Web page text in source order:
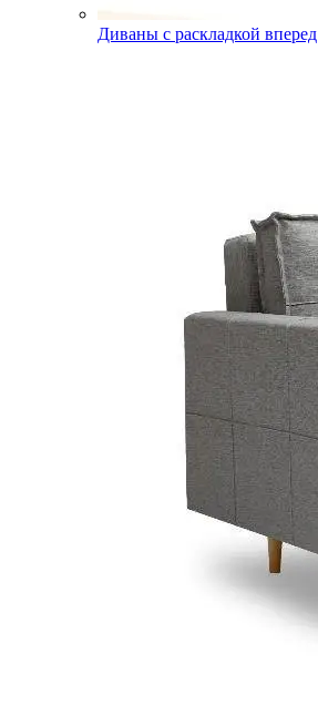
Диваны с раскладкой вперед